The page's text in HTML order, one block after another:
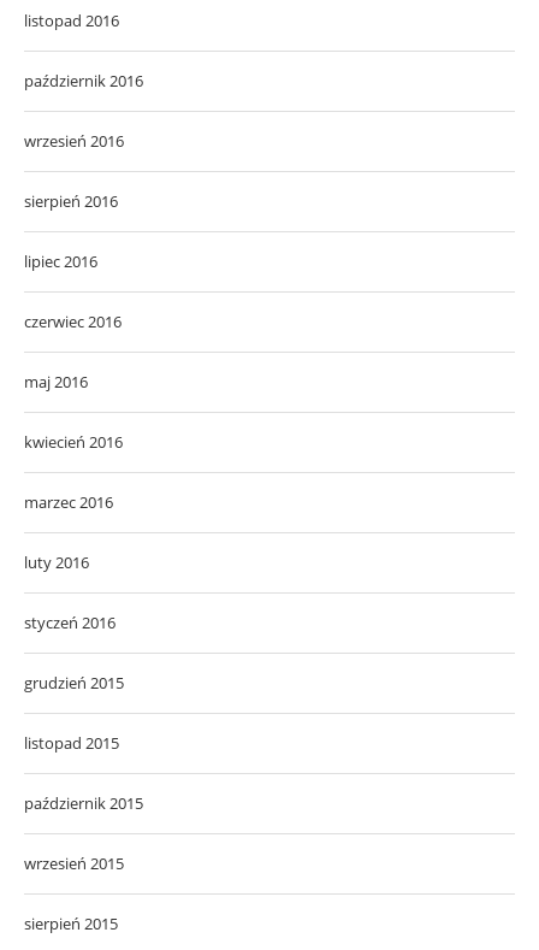
listopad 2016
październik 2016
wrzesień 2016
sierpień 2016
lipiec 2016
czerwiec 2016
maj 2016
kwiecień 2016
marzec 2016
luty 2016
styczeń 2016
grudzień 2015
listopad 2015
październik 2015
wrzesień 2015
sierpień 2015